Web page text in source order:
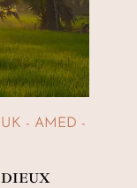
- AMED -